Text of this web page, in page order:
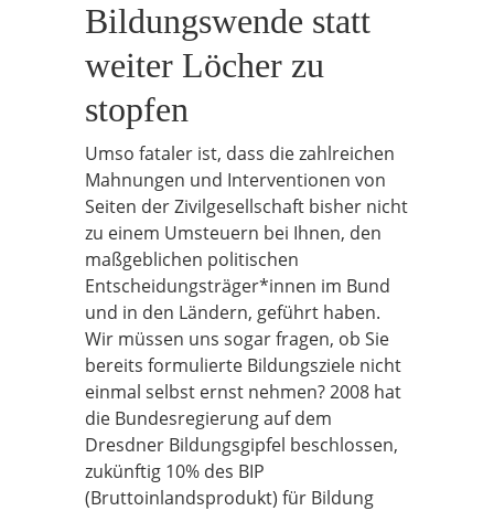
Bildungswende statt
weiter Löcher zu
stopfen
Umso fataler ist, dass die zahlreichen
Mahnungen und Interventionen von
Seiten der Zivilgesellschaft bisher nicht
zu einem Umsteuern bei Ihnen, den
maßgeblichen politischen
Entscheidungsträger*innen im Bund
und in den Ländern, geführt haben.
Wir müssen uns sogar fragen, ob Sie
bereits formulierte Bildungsziele nicht
einmal selbst ernst nehmen? 2008 hat
die Bundesregierung auf dem
Dresdner Bildungsgipfel beschlossen,
zukünftig 10% des BIP
(Bruttoinlandsprodukt) für Bildung